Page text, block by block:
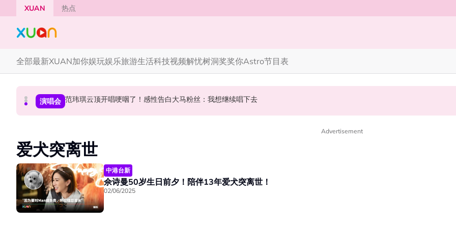
Skip to main content
XUAN 热点
全部最新XUAN加你娱玩娱乐旅游生活科技视频解忧树洞奖奖你Astro节目表
中港台新 《披荆斩棘2026》正式官宣全阵容！余文乐、刘畊宏、孙楠都来了
中港台新 陈土豆玩梗《下一站幸福》！同框阿信、吴建豪上演“光晞不能捐”桥段
演唱会 范玮琪云顶开唱哽咽了！感性告白大马粉丝：我想继续唱下去
Advertisement
爱犬突离世
中港台新
佘诗曼50岁生日前夕！陪伴13年爱犬突离世！
02/06/2025